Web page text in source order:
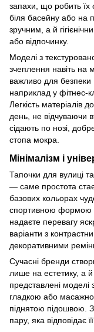
запахи, що робить
біля басейну або на
зручним, а й
або відпочинку.
Моделі з
зчеплення навіть на
важливо для безпеки
наприклад у фітнес-
Легкість матеріалів
день, не відчуваючи
сідають по нозі,
стопа мокра.
Мінімалізм і
Тапочки для вулиці
— саме простота
базових кольорах
спортивною формою
надаєте перевагу
варіанти з
декоративними
Сучасні бренди
лише на естетику, а
представлені
гладкою або
піднятою підошвою.
пару, яка відповідає